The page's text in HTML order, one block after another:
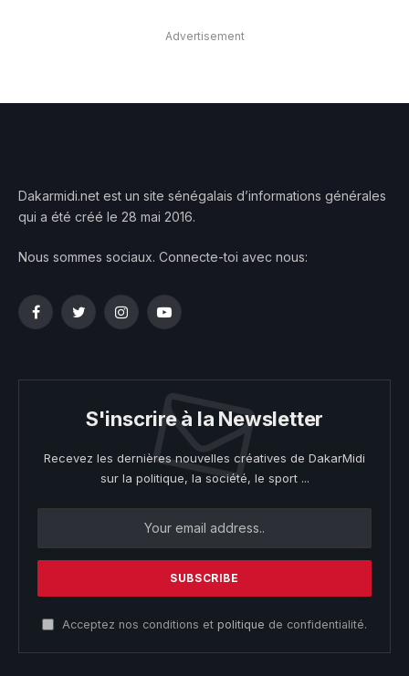
Advertisement
Dakarmidi.net est un site sénégalais d’informations générales
qui a été créé le 28 mai 2016.
Nous sommes sociaux. Connecte-toi avec nous:
FacebookTwitterInstagramYouTube
S'inscrire à la Newsletter
Recevez les dernières nouvelles créatives de DakarMidi
sur la politique, la société, le sport ...
Acceptez nos conditions et politique de confidentialité.